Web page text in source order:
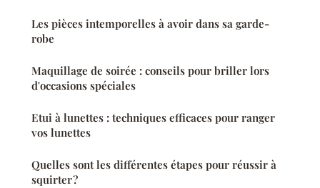
Les pièces intemporelles à avoir dans sa garde-
robe
Maquillage de soirée : conseils pour briller lors
d'occasions spéciales
Etui à lunettes : techniques efficaces pour ranger
vos lunettes
Quelles sont les différentes étapes pour réussir à
squirter ?